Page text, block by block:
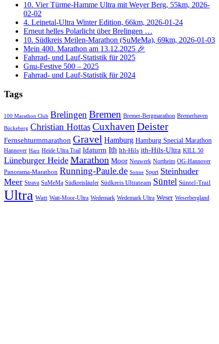
10. Vier Türme-Hamme Ultra mit Weyer Berg, 55km, 2026-
02-02
4. Leinetal-Ultra Winter Edition, 66km, 2026-01-24
Erneut helles Polarlicht über Brelingen …
10. Südkreis Meilen-Marathon (SuMeMa), 69km, 2026-01-03
Mein 400. Marathon am 13.12.2025 🎉
Fahrrad- und Lauf-Statistik für 2025
Gnu-Festive 500 – 2025
Fahrrad- und Lauf-Statistik für 2024
Tags
100 Marathon Club BrelingenBremen Bremer-Bergmarathon Bremerhaven
Bückeberg Christian HottasCuxhaven Deister
Fernsehturmmarathon Gravel Hamburg Hamburg Special Marathon
Hannover Harz Heide Ultra Trail Idaturm Ith Ith-Hils ith-Hils-Ultra KILL 50
Lüneburger Heide Marathon Moor Neuwerk Northeim OG-Hannover
Panorama-Marathon Running-Paule.de Sonne Sport Steinhuder
Meer Strava SuMeMa Südkreisläufer Südkreis Ultrateam Süntel Süntel-Trail
Ultra Watt Watt-Moor-Ultra Wedemark Wedemark Ultra Weser Weserbergland